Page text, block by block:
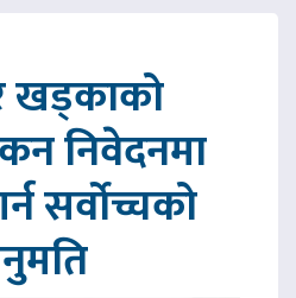
खड्काको
निवेदनमा
सर्वोच्चको